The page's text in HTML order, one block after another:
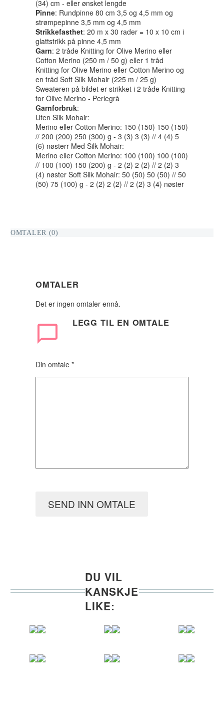
(34) cm - eller ønsket lengde
Pinne: Rundpinne 80 cm 3,5 og 4,5 mm og
strømpepinne 3,5 mm og 4,5 mm
Strikkefasthet: 20 m x 30 rader = 10 x 10 cm i
glattstrikk på pinne 4,5 mm
Garn: 2 tråde Knitting for Olive Merino eller
Cotton Merino (250 m / 50 g) eller 1 tråd
Knitting for Olive Merino eller Cotton Merino og
en tråd Soft Silk Mohair (225 m / 25 g)
Sweateren på bildet er strikket i 2 tråde Knitting
for Olive Merino - Perlegrå
Garnforbruk:
Uten Silk Mohair:
Merino eller Cotton Merino: 150 (150) 150 (150)
// 200 (200) 250 (300) g - 3 (3) 3 (3) // 4 (4) 5
(6) nøsterr Med Silk Mohair:
Merino eller Cotton Merino: 100 (100) 100 (100)
// 100 (100) 150 (200) g - 2 (2) 2 (2) // 2 (2) 3
(4) nøster Soft Silk Mohair: 50 (50) 50 (50) // 50
(50) 75 (100) g - 2 (2) 2 (2) // 2 (2) 3 (4) nøster
OMTALER (0)
OMTALER
Det er ingen omtaler ennå.
LEGG TIL EN OMTALE
Din omtale *
SEND INN OMTALE
DU VIL
KANSKJE
LIKE: